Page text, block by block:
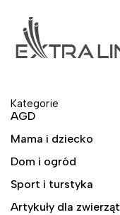
Kategorie
AGD
Mama i dziecko
Dom i ogród
Sport i turstyka
Artykuły dla zwierząt